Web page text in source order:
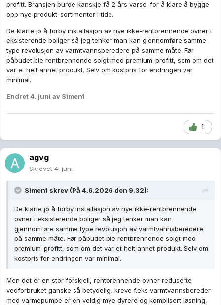
profitt. Bransjen burde kanskje få 2 års varsel for å klare å bygge
opp nye produkt-sortimenter i tide.
De klarte jo å forby installasjon av nye ikke-rentbrennende ovner i
eksisterende boliger så jeg tenker man kan gjennomføre samme
type revolusjon av varmtvannsberedere på samme måte. Før
påbudet ble rentbrennende solgt med premium-profitt, som om det
var et helt annet produkt. Selv om kostpris for endringen var
minimal.
Endret4. juni av Simen1
1
agvg
Skrevet 4. juni
Simen1 skrev (På 4.6.2026 den 9.32):
De klarte jo å forby installasjon av nye ikke-rentbrennende
ovner i eksisterende boliger så jeg tenker man kan
gjennomføre samme type revolusjon av varmtvannsberedere
på samme måte. Før påbudet ble rentbrennende solgt med
premium-profitt, som om det var et helt annet produkt. Selv om
kostpris for endringen var minimal.
Men det er en stor forskjell, rentbrennende ovner reduserte
vedforbruket ganske så betydelig, kreve f.eks varmtvannsbereder
med varmepumpe er en veldig mye dyrere og komplisert løsning,